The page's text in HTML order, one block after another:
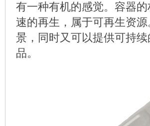
有一种有机的感觉。容器
速的再生，属于可再生资
景，同时又可以提供可持
品。